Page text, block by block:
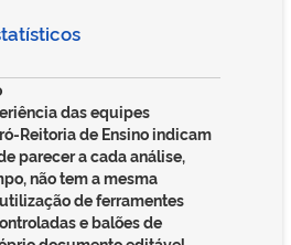
das equipes
Reitoria de Ensino indicam
parecer a cada análise,
não tem a mesma
de ferramentes
e balões de